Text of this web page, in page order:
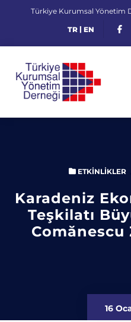
Türkiye Kurumsal Yönetim
TR| EN
ETKINLIKLER
Karadeniz
Teşkilatı
16